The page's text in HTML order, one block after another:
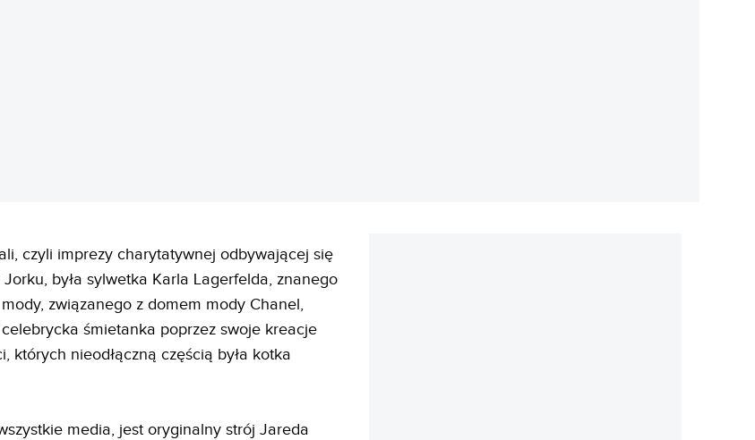
czyli imprezy charytatywnej odbywającej się
była sylwetka Karla Lagerfelda, znanego
związanego z domem mody Chanel,
śmietanka poprzez swoje kreacje
których nieodłączną częścią była kotka
media, jest oryginalny strój Jareda